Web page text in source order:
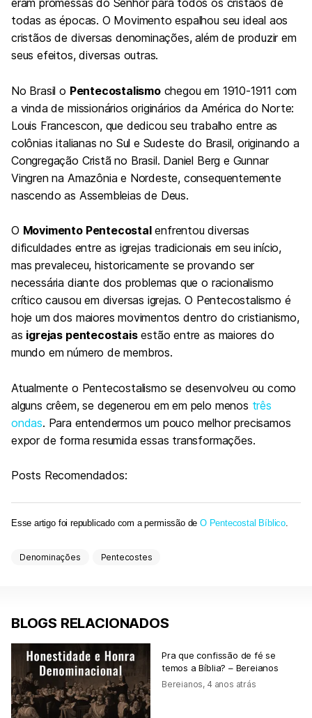
todas as épocas. O Movimento espalhou seu ideal aos
cristãos de diversas denominações, além de produzir em
seus efeitos, diversas outras.
No Brasil o Pentecostalismochegou em 1910-1911 com
a vinda de missionários originários da América do Norte:
Louis Francescon, que dedicou seu trabalho entre as
colônias italianas no Sul e Sudeste do Brasil, originando a
Congregação Cristã no Brasil. Daniel Berg e Gunnar
Vingren na Amazônia e Nordeste, consequentemente
nascendo as Assembleias de Deus.
O Movimento Pentecostalenfrentou diversas
dificuldades entre as igrejas tradicionais em seu início,
mas prevaleceu, historicamente se provando ser
necessária diante dos problemas que o racionalismo
crítico causou em diversas igrejas. O Pentecostalismo é
hoje um dos maiores movimentos dentro do cristianismo,
as igrejas pentecostaisestão entre as maiores do
mundo em número de membros.
Atualmente o Pentecostalismo se desenvolveu ou como
alguns crêem, se degenerou em em pelo menos três
ondas. Para entendermos um pouco melhor precisamos
expor de forma resumida essas transformações.
Posts Recomendados:
Esse artigo foi republicado com a permissão de O Pentecostal Bíblico.
Denominações Pentecostes
BLOGS RELACIONADOS
Pra que confissão de fé se
temos a Bíblia? – Bereianos
Bereianos, 4 anos atrás